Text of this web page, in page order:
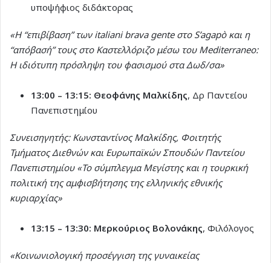
υποψήφιος διδάκτορας
«Η “επιβίβαση” των italiani brava gente στο S’agapò και η
“απόβασή” τους στο Καστελλόριζο μέσω του Mediterraneo:
Η ιδιότυπη πρόσληψη του φασισμού στα Δωδ/σα»
13:00 – 13:15: Θεοφάνης Μαλκίδης, Δρ Παντείου
Πανεπιστημίου
Συνεισηγητής: Κωνσταντίνος Μαλκίδης, Φοιτητής
Τμήματος Διεθνών και Ευρωπαϊκών Σπουδών Παντείου
Πανεπιστημίου «To σύμπλεγμα Μεγίστης και η τουρκική
πολιτική της αμφισβήτησης της ελληνικής εθνικής
κυριαρχίας»
13:15 – 13:30: Μερκούριος Βολονάκης, Φιλόλογος
«Κοινωνιολογική προσέγγιση της γυναικείας